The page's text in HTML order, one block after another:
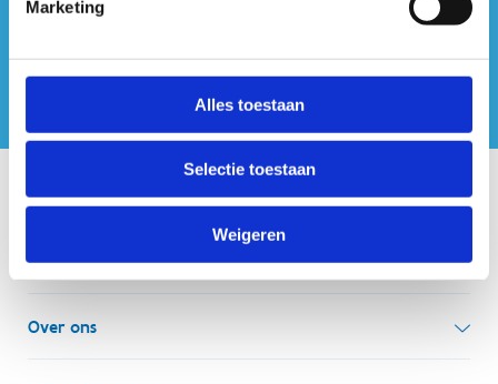
Marketing
Alles toestaan
Selectie toestaan
Weigeren
Onze centra
Sport Vlaanderen Hoofdzetel
Simon Bolivarlaan 17
1000 Brussel
Over ons